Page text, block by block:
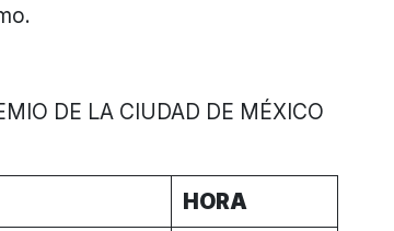
DE LA CIUDAD DE MÉXICO
HORA